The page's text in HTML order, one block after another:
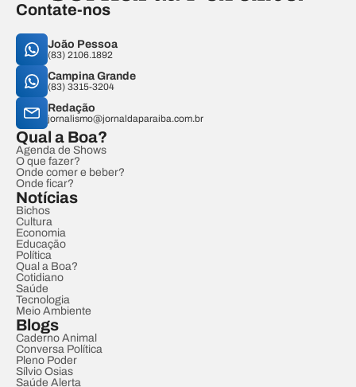
Contate-nos
João Pessoa
(83) 2106.1892
Campina Grande
(83) 3315-3204
Redação
jornalismo@jornaldaparaiba.com.br
Qual a Boa?
Agenda de Shows
O que fazer?
Onde comer e beber?
Onde ficar?
Notícias
Bichos
Cultura
Economia
Educação
Política
Qual a Boa?
Cotidiano
Saúde
Tecnologia
Meio Ambiente
Blogs
Caderno Animal
Conversa Política
Pleno Poder
Sílvio Osias
Saúde Alerta